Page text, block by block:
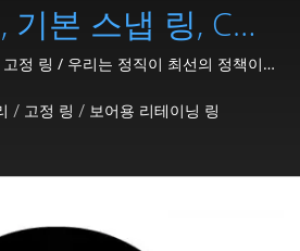
본 스냅 링, C형
용 C형 서클립, R
고정 링 / 1991
, 와셔, 잠금 너트,
정 링 / 우리는 정직이 최선의 정책이라
수 있도록 돕는 것입니다.
/ 고정 링 / 보어용 리테이닝 링